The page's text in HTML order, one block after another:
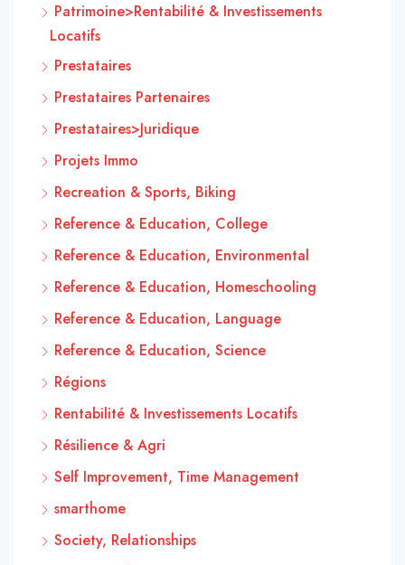
Patrimoine>Rentabilité & Investissements
Locatifs
Prestataires
Prestataires Partenaires
Prestataires>Juridique
Projets Immo
Recreation & Sports, Biking
Reference & Education, College
Reference & Education, Environmental
Reference & Education, Homeschooling
Reference & Education, Language
Reference & Education, Science
Régions
Rentabilité & Investissements Locatifs
Résilience & Agri
Self Improvement, Time Management
smarthome
Society, Relationships